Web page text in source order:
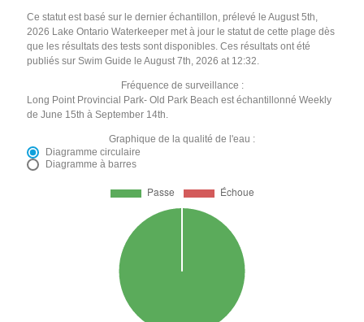
Ce statut est basé sur le dernier échantillon, prélevé le August 5th,
2026 Lake Ontario Waterkeeper met à jour le statut de cette plage dès
que les résultats des tests sont disponibles. Ces résultats ont été
publiés sur Swim Guide le August 7th, 2026 at 12:32.
Fréquence de surveillance :
Long Point Provincial Park- Old Park Beach est échantillonné Weekly
de June 15th à September 14th.
Graphique de la qualité de l'eau :
Diagramme circulaire
Diagramme à barres